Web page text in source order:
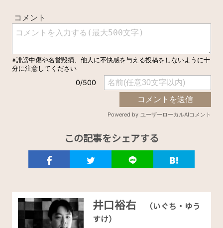
この記事をシェアする
井口裕右
（いぐち・ゆう
すけ）